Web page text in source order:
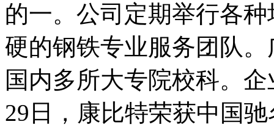
的一。公司定期举行各
硬的钢铁专业服务团队
国内多所大专院校科。
29日，康比特荣获中国